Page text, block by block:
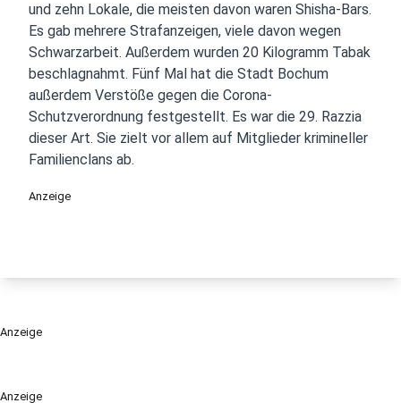
Anzeige
und zehn Lokale, die meisten davon waren Shisha-Bars.
Es gab mehrere Strafanzeigen, viele davon wegen
Schwarzarbeit. Außerdem wurden 20 Kilogramm Tabak
beschlagnahmt. Fünf Mal hat die Stadt Bochum
außerdem Verstöße gegen die Corona-
Schutzverordnung festgestellt. Es war die 29. Razzia
dieser Art. Sie zielt vor allem auf Mitglieder krimineller
Familienclans ab.
Anzeige
Anzeige